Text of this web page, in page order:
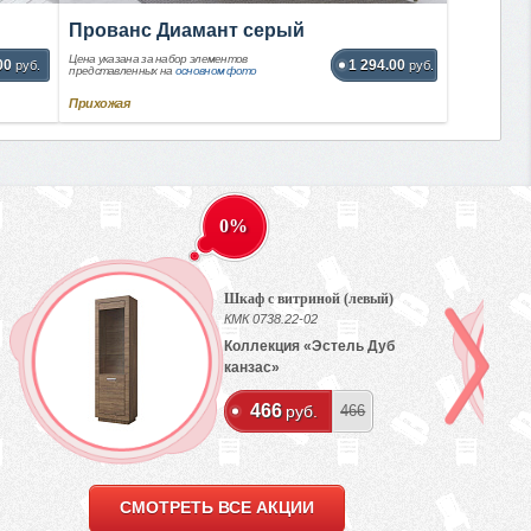
руб.
Прованс Диамант серый
Цена указана за набор элементов
представленных на основном фото 1 294.00 руб.
Прихожая
0%
Шкаф с витриной (левый)
КМК 0738.22-02
Коллекция «Эстель Дуб
канзас»
466 руб. 466
СМОТРЕТЬ ВСЕ АКЦИИ